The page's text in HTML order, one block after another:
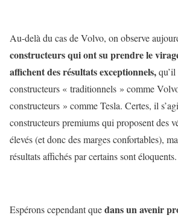
Au-delà du cas de Volvo, on observe
constructeurs qui ont su prendre le
affichent des résultats exceptionnels,qu’il
constructeurs « traditionnels » comme
constructeurs » comme Tesla. Certes, il
constructeurs premiums qui proposent des
élevés (et donc des marges confortables),
résultats affichés par certains sont éloquents.
Espérons cependant quedans un avenir